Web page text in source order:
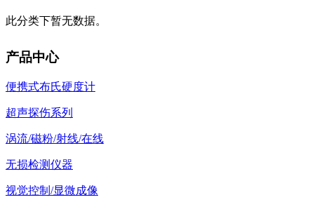
此分类下暂无数据。
产品中心
便携式布氏硬度计
超声探伤系列
涡流/磁粉/射线/在线
无损检测仪器
视觉控制/显微成像